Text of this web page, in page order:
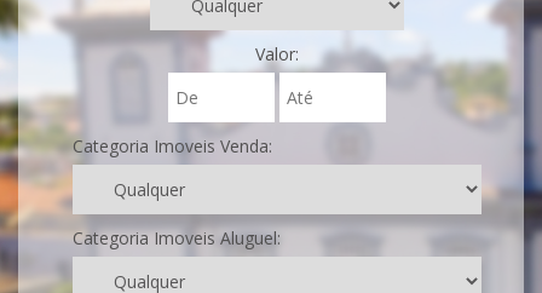
Valor:
Categoria Imoveis Venda:
Categoria Imoveis Aluguel: